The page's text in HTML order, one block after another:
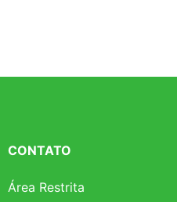
CONTATO
Área Restrita